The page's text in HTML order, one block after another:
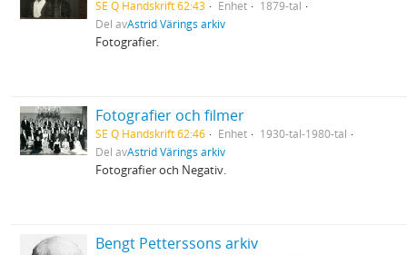
SE Q Handskrift 62:43 Enhet
1879-tal
Del avAstrid Värings arkiv
Fotografier.
Fotografier och filmer
SE Q Handskrift 62:46 Enhet
1930-tal-1980-tal
Del avAstrid Värings arkiv
Fotografier och Negativ.
Bengt Petterssons arkiv